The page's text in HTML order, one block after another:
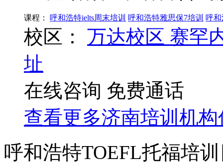
课程： 呼和浩特ielts周末培训 呼和浩特雅思保7培训 呼
校区： 万达校区 赛罕
址
在线咨询 免费通话
查看更多济南培训机构
呼和浩特TOEFL托福培